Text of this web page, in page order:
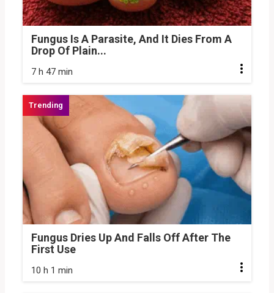
Fungus Is A Parasite, And It Dies From A
Drop Of Plain...
7 h 47 min
Fungus Dries Up And Falls Off After The
First Use
10 h 1 min